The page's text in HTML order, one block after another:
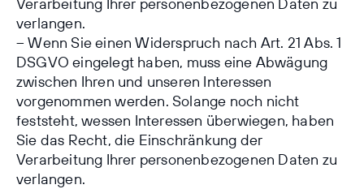
verlangen.
– Wenn Sie einen Widerspruch nach Art. 21 Abs. 1
DSGVO eingelegt haben, muss eine Abwägung
zwischen Ihren und unseren Interessen
vorgenommen werden. Solange noch nicht
feststeht, wessen Interessen überwiegen, haben
Sie das Recht, die Einschränkung der
Verarbeitung Ihrer personenbezogenen Daten zu
verlangen.